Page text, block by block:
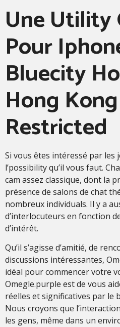
Une Utility
Pour
Bluecity
Hong Kong
Restricted
Si vous êtes intéressé par les
l’possibility qu’il vous faut.
cam assez classique, dont la
présence de salons de chat
nombreux individuals. Il y a
d’interlocuteurs en fonction
d’intérêt.
Qu’il s’agisse d’amitié, de
discussions intéressantes,
idéal pour commencer votre
Omegle.purple est de vous
réelles et significatives par le
Nous croyons que
les gens, même dans un